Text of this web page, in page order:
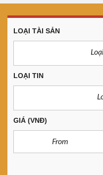
LOẠI TÀI SẢN
LOẠI TIN
GIÁ (VNĐ)